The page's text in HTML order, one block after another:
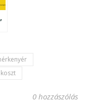
0 hozzászólás